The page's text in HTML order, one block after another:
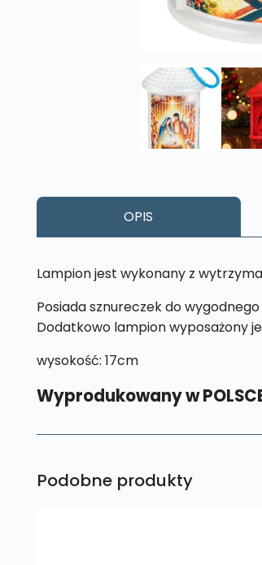
OPIS
Lampion jest wykonany z
Posiada sznureczek do
Dodatkowo lampion wyposażony
wysokość: 17cm
Wyprodukowany w
Podobne produkty